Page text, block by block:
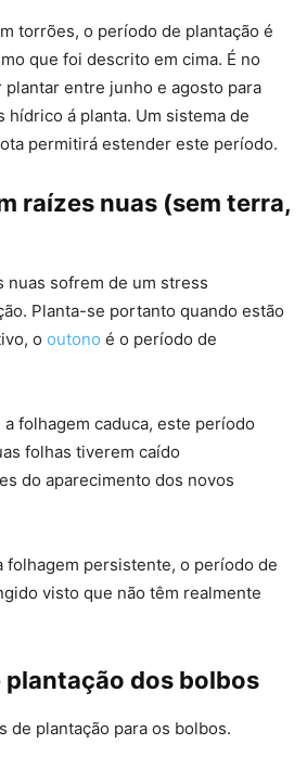
torrões, o período de plantação é
que foi descrito em cima. É no
entre junho e agosto para
á planta. Um sistema de
permitirá estender este período.
raízes nuas (sem terra,
nuas sofrem de um stress
Planta-se portanto quando estão
o outono é o período de
folhagem caduca, este período
folhas tiverem caído
do aparecimento dos novos
folhagem persistente, o período de
visto que não têm realmente
plantação dos bolbos
de plantação para os bolbos.